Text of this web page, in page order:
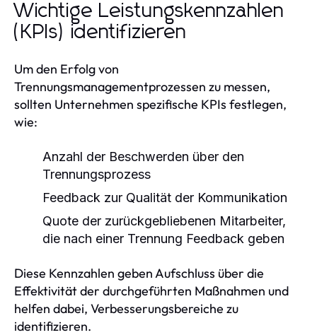
Wichtige Leistungskennzahlen
(KPIs) identifizieren
Um den Erfolg von
Trennungsmanagementprozessen zu messen,
sollten Unternehmen spezifische KPIs festlegen,
wie:
Anzahl der Beschwerden über den
Trennungsprozess
Feedback zur Qualität der Kommunikation
Quote der zurückgebliebenen Mitarbeiter,
die nach einer Trennung Feedback geben
Diese Kennzahlen geben Aufschluss über die
Effektivität der durchgeführten Maßnahmen und
helfen dabei, Verbesserungsbereiche zu
identifizieren.